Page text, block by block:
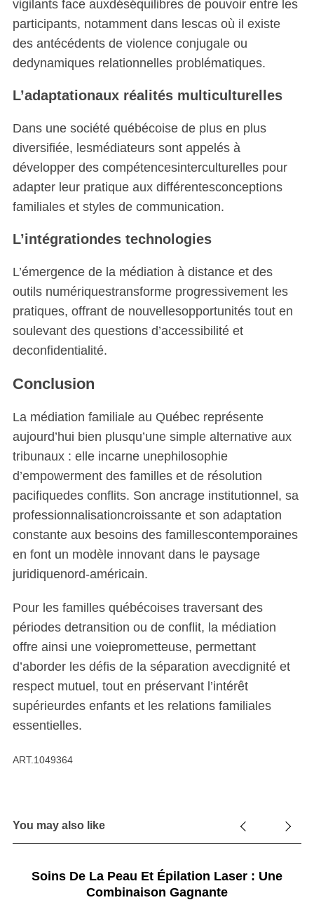
vigilants face auxdéséquilibres de pouvoir entre les
participants, notamment dans lescas où il existe
des antécédents de violence conjugale ou
dedynamiques relationnelles problématiques.
L’adaptationaux réalités multiculturelles
Dans une société québécoise de plus en plus
diversifiée, lesmédiateurs sont appelés à
développer des compétencesinterculturelles pour
adapter leur pratique aux différentesconceptions
familiales et styles de communication.
L’intégrationdes technologies
L’émergence de la médiation à distance et des
outils numériquestransforme progressivement les
pratiques, offrant de nouvellesopportunités tout en
soulevant des questions d’accessibilité et
deconfidentialité.
Conclusion
La médiation familiale au Québec représente
aujourd’hui bien plusqu’une simple alternative aux
tribunaux : elle incarne unephilosophie
d’empowerment des familles et de résolution
pacifiquedes conflits. Son ancrage institutionnel, sa
professionnalisationcroissante et son adaptation
constante aux besoins des famillescontemporaines
en font un modèle innovant dans le paysage
juridiquenord-américain.
Pour les familles québécoises traversant des
périodes detransition ou de conflit, la médiation
offre ainsi une voieprometteuse, permettant
d’aborder les défis de la séparation avecdignité et
respect mutuel, tout en préservant l’intérêt
supérieurdes enfants et les relations familiales
essentielles.
ART.1049364
You may also like
Soins De La Peau Et Épilation Laser : Une
Combinaison Gagnante